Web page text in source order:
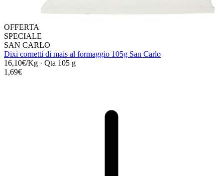
OFFERTA
SPECIALE
SAN CARLO
Dixi cornetti di mais al formaggio 105g San Carlo
16,10€/Kg · Qta 105 g
1,69€